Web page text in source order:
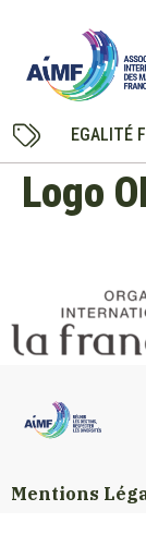
EGALITÉ
Logo
Mentions